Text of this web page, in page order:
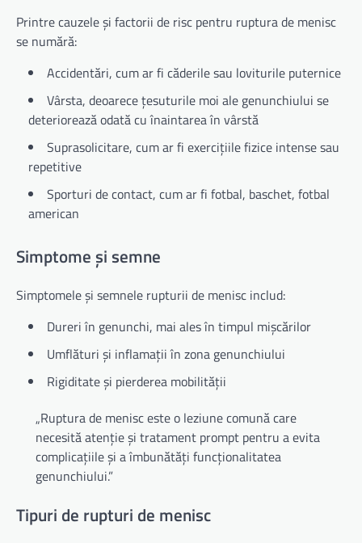
Printre cauzele și factorii de risc pentru ruptura de menisc
se numără:
Accidentări, cum ar fi căderile sau loviturile puternice
Vârsta, deoarece țesuturile moi ale genunchiului se
deteriorează odată cu înaintarea în vârstă
Suprasolicitare, cum ar fi exercițiile fizice intense sau
repetitive
Sporturi de contact, cum ar fi fotbal, baschet, fotbal
american
Simptome și semne
Simptomele și semnele rupturii de menisc includ:
Dureri în genunchi, mai ales în timpul mișcărilor
Umflături și inflamații în zona genunchiului
Rigiditate și pierderea mobilității
„Ruptura de menisc este o leziune comună care
necesită atenție și tratament prompt pentru a evita
complicațiile și a îmbunătăți funcționalitatea
genunchiului.”
Tipuri de rupturi de menisc